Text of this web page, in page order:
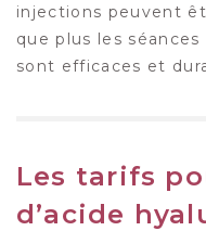
injections peuvent
que plus les
sont efficaces et
Les tarifs
d’acide